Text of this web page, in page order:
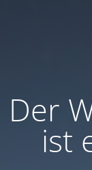
Der
ist